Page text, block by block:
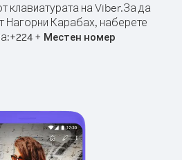
клавиатурата на Viber.За да
Нагорни Карабах, наберете
+224+ Местен номер